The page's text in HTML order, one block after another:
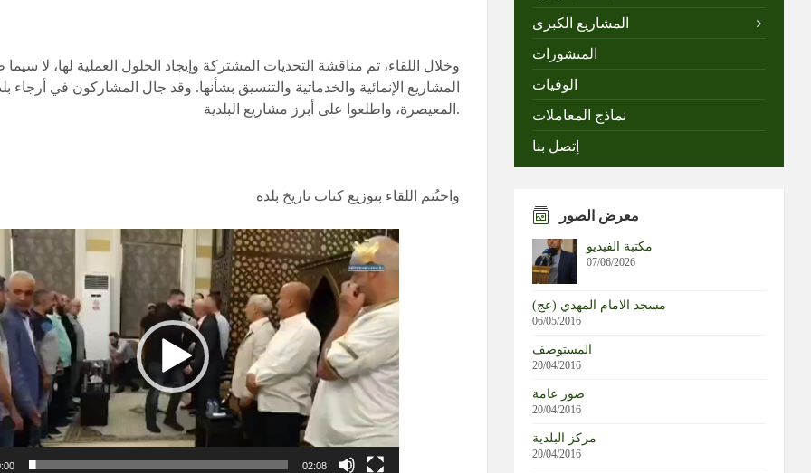
وخلال اللقاء، تم مناقشة التحديات المشتركة وإيجاد الحلول العملية لها، لا
المشاريع الإنمائية والخدماتية والتنسيق بشأنها. وقد جال المشاركون في أرجاء
المعيصرة، واطلعوا على أبرز مشاريع البلدية.
واختُتم اللقاء بتوزيع كتاب تاريخ بلدة
02:08
المشاريع الكبرى
المنشورات
الوفيات
نماذج المعاملات
إتصل بنا
معرض الصور
مكتبة الفيديو
07/06/2026
مسجد الامام المهدي (عج)
06/05/2016
المستوصف
20/04/2016
صور عامة
20/04/2016
مركز البلدية
20/04/2016